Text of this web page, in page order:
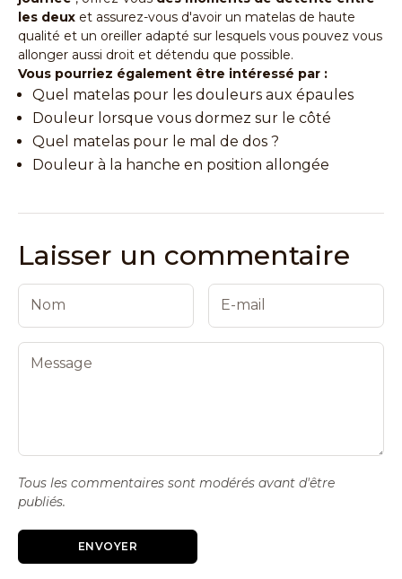
les deux et assurez-vous d'avoir un matelas de haute
qualité et un oreiller adapté sur lesquels vous pouvez vous
allonger aussi droit et détendu que possible.
Vous pourriez également être intéressé par :
Quel matelas pour les douleurs aux épaules
Douleur lorsque vous dormez sur le côté
Quel matelas pour le mal de dos ?
Douleur à la hanche en position allongée
Laisser un commentaire
Tous les commentaires sont modérés avant d'être
publiés.
ENVOYER